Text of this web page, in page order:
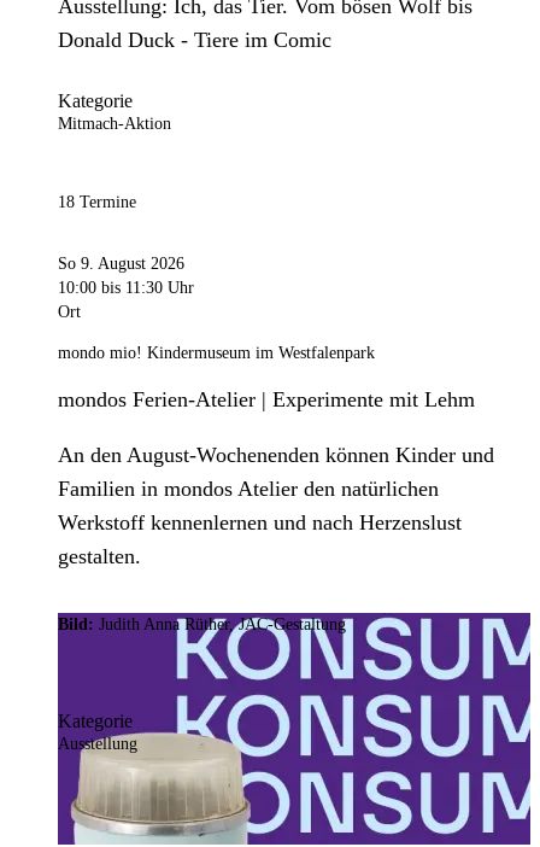
Ausstellung: Ich, das Tier. Vom bösen Wolf bis
Donald Duck - Tiere im Comic
Kategorie
Mitmach-Aktion
18 Termine
So 9. August 2026
10:00 bis 11:30 Uhr
Ort
mondo mio! Kindermuseum im Westfalenpark
mondos Ferien-Atelier | Experimente mit Lehm
An den August-Wochenenden können Kinder und
Familien in mondos Atelier den natürlichen
Werkstoff kennenlernen und nach Herzenslust
gestalten.
Bild: Judith Anna Rüther, JAC-Gestaltung
Kategorie
Ausstellung